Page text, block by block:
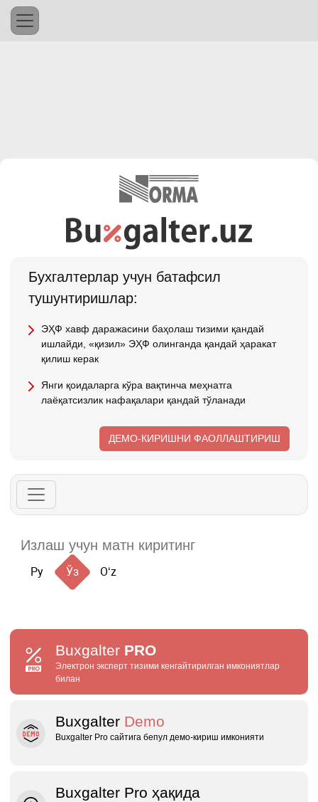
Бухгалтерлар учун батафсил
тушунтиришлар:
ЭҲФ хавф даражасини баҳолаш тизими қандай
ишлайди, «қизил» ЭҲФ олинганда қандай ҳаракат
қилиш керак
Янги қоидаларга кўра вақтинча меҳнатга
лаёқатсизлик нафақалари қандай тўланади
ДЕМО-КИРИШНИ ФАОЛЛАШТИРИШ
Ру Ўз Oʻz
Buxgalter PRO
Электрон эксперт тизими кенгайтирилган имкониятлар
билан
Buxgalter Demo
Buxgalter Pro сайтига бепул демо‑кириш имконияти
Buxgalter Pro ҳақида